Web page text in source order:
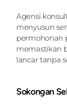
Agensi
menyusun
permohonan
memastikan
lancar tanpa
Sokongan